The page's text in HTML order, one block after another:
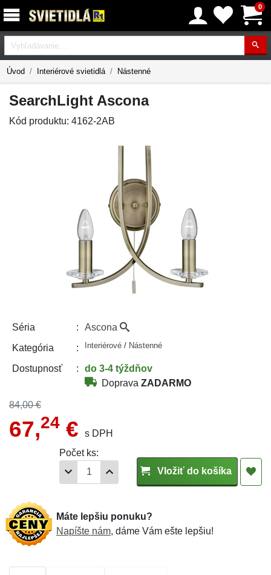
0
Vyhľadávanie
Úvod Interiérové svietidlá Nástenné
SearchLight Ascona
Kód produktu: 4162-2AB
Séria Ascona
Kategória Interiérové / Nástenné
Dostupnosť
do 3-4 týždňov
Doprava ZADARMO
84,00 €
67,24 €
s DPH
Počet ks:
Vložiť do košíka
Máte lepšiu ponuku?
Napíšte nám, dáme Vám ešte lepšiu!